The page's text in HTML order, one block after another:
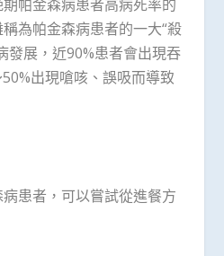
帕金森病患者高病死率的
為帕金森病患者的一大“殺
發展，近90%患者會出現吞
出現嗆咳、誤吸而導致
患者，可以嘗試從進餐方